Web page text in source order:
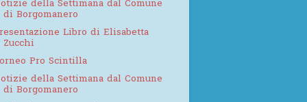
della Settimana dal Comune
di Borgomanero
Libro di Elisabetta
Zucchi
Pro Scintilla
della Settimana dal Comune
di Borgomanero